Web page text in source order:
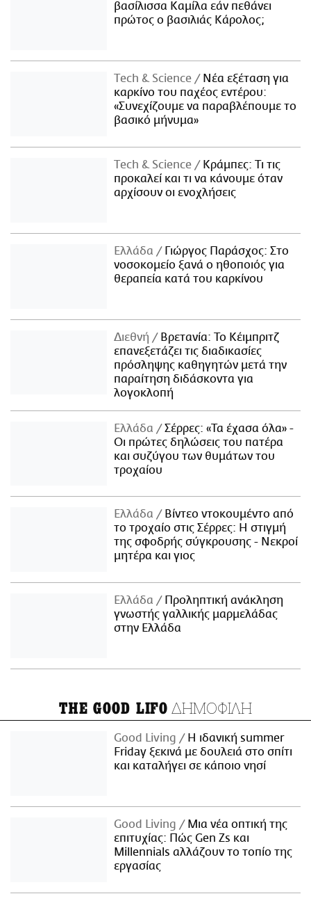
βασίλισσα Καμίλα εάν πεθάνει
πρώτος ο βασιλιάς Κάρολος;
Τech & Science
Νέα εξέταση για
καρκίνο του παχέος εντέρου:
«Συνεχίζουμε να παραβλέπουμε το
βασικό μήνυμα»
Τech & Science
Κράμπες: Τι τις
προκαλεί και τι να κάνουμε όταν
αρχίσουν οι ενοχλήσεις
Ελλάδα
Γιώργος Παράσχος: Στο
νοσοκομείο ξανά ο ηθοποιός για
θεραπεία κατά του καρκίνου
Διεθνή
Βρετανία: Το Κέιμπριτζ
επανεξετάζει τις διαδικασίες
πρόσληψης καθηγητών μετά την
παραίτηση διδάσκοντα για
λογοκλοπή
Ελλάδα
Σέρρες: «Τα έχασα όλα» -
Οι πρώτες δηλώσεις του πατέρα
και συζύγου των θυμάτων του
τροχαίου
Ελλάδα
Βίντεο ντοκουμέντο από
το τροχαίο στις Σέρρες: Η στιγμή
της σφοδρής σύγκρουσης - Νεκροί
μητέρα και γιος
Ελλάδα
Προληπτική ανάκληση
γνωστής γαλλικής μαρμελάδας
στην Ελλάδα
THE GOOD LIFO ΔΗΜΟΦΙΛΗ
Good Living
Η ιδανική summer
Friday ξεκινά με δουλειά στο σπίτι
και καταλήγει σε κάποιο νησί
Good Living
Μια νέα οπτική της
επιτυχίας: Πώς Gen Zs και
Millennials αλλάζουν το τοπίο της
εργασίας